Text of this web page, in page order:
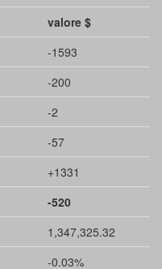
valore $
-1593
-200
-2
-57
+1331
-520
1,347,325.32
-0.03%